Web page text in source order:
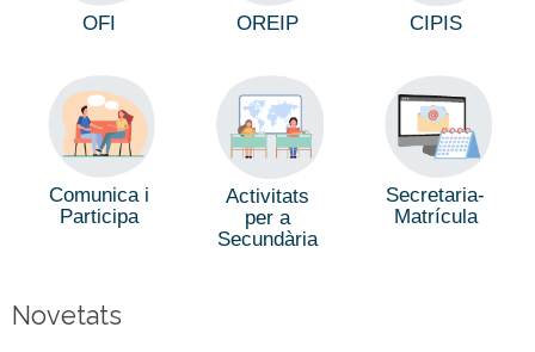
OFI OREIP CIPIS
Comunica i
Participa
Activitats
per a
Secundària
Secretaria-
Matrícula
Novetats